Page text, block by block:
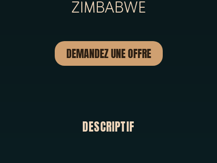
ZIMBABWE
DEMANDEZ UNE OFFRE
DESCRIPTIF